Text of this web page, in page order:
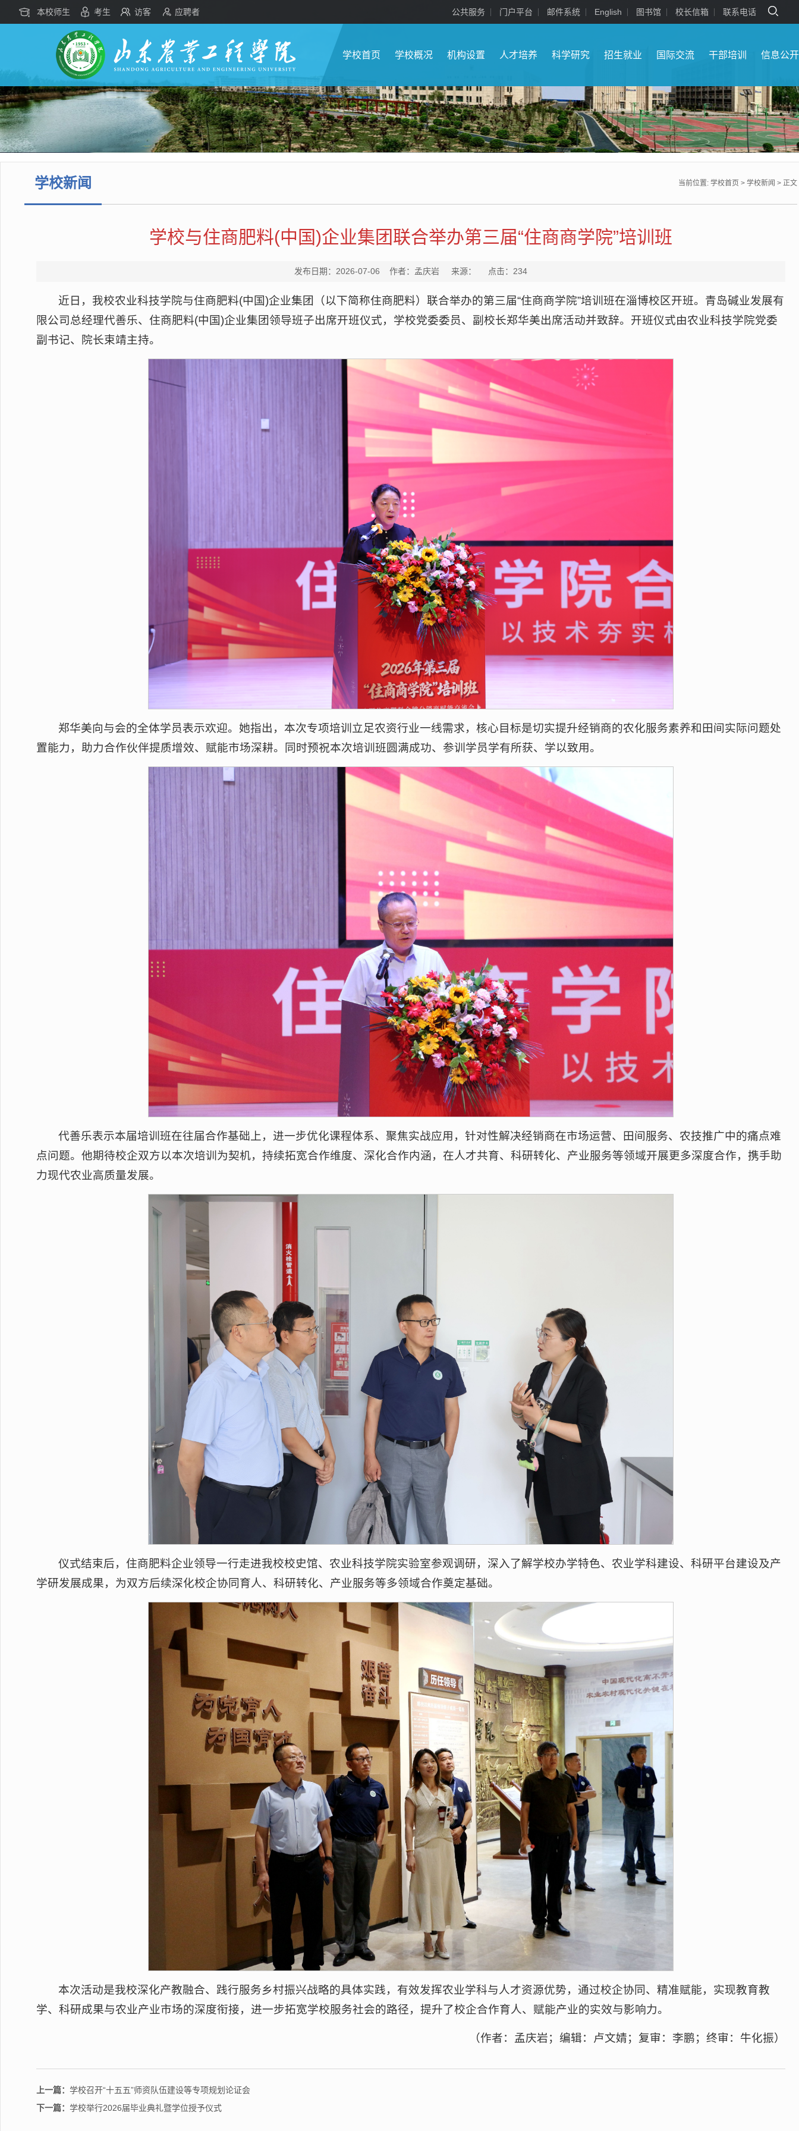
本校师生 考生 访客 应聘者 公共服务 门户平台 邮件系统 English 图书馆 校长信箱 联系电话
学校首页 学校概况 机构设置 人才培养 科学研究 招生就业 国际交流 干部培训 信息公开
学校新闻 当前位置: 学校首页 > 学校新闻 > 正文
学校与住商肥料(中国)企业集团联合举办第三届“住商商学院”培训班
发布日期：2026-07-06 作者：孟庆岩 来源： 点击： 234
近日，我校农业科技学院与住商肥料(中国)企业集团（以下简称住商肥料）联合举办的第三届“住商商学院”培训班在淄博校区开班。青岛碱业发展有
限公司总经理代善乐、住商肥料(中国)企业集团领导班子出席开班仪式，学校党委委员、副校长郑华美出席活动并致辞。开班仪式由农业科技学院党委
副书记、院长束靖主持。
郑华美向与会的全体学员表示欢迎。她指出，本次专项培训立足农资行业一线需求，核心目标是切实提升经销商的农化服务素养和田间实际问题处
置能力，助力合作伙伴提质增效、赋能市场深耕。同时预祝本次培训班圆满成功、参训学员学有所获、学以致用。
代善乐表示本届培训班在往届合作基础上，进一步优化课程体系、聚焦实战应用，针对性解决经销商在市场运营、田间服务、农技推广中的痛点难
点问题。他期待校企双方以本次培训为契机，持续拓宽合作维度、深化合作内涵，在人才共育、科研转化、产业服务等领域开展更多深度合作，携手助
力现代农业高质量发展。
仪式结束后，住商肥料企业领导一行走进我校校史馆、农业科技学院实验室参观调研，深入了解学校办学特色、农业学科建设、科研平台建设及产
学研发展成果，为双方后续深化校企协同育人、科研转化、产业服务等多领域合作奠定基础。
本次活动是我校深化产教融合、践行服务乡村振兴战略的具体实践，有效发挥农业学科与人才资源优势，通过校企协同、精准赋能，实现教育教
学、科研成果与农业产业市场的深度衔接，进一步拓宽学校服务社会的路径，提升了校企合作育人、赋能产业的实效与影响力。
（作者：孟庆岩；编辑：卢文婧；复审：李鹏；终审：牛化振）
上一篇： 学校召开“十五五”师资队伍建设等专项规划论证会
下一篇： 学校举行2026届毕业典礼暨学位授予仪式